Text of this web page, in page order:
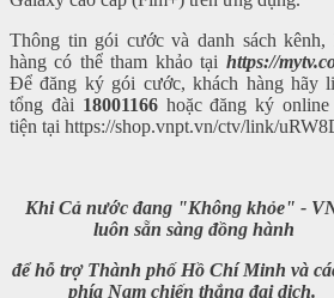
Thông tin gói cước và danh sách kênh,
hàng có thể tham khảo tại https://
Để đăng ký gói cước, khách hàng hãy
tổng đài 18001166hoặc đăng ký online
tiện tại https://shop.vnpt.vn/ctv/link/
Khi Cả nước đang "Không khỏe" -
luôn sẵn sàng đồng hành
để hỗ trợ Thành phố Hồ Chí Minh và
phía Nam chiến thắng đại dịch.